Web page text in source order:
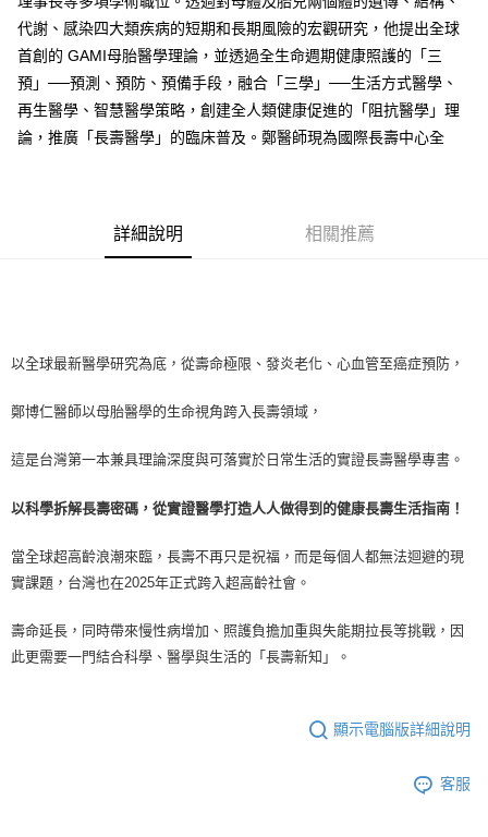
代謝、感染四大類疾病的短期和長期風險的宏觀研究，他提出全球
首創的 GAMI母胎醫學理論，並透過全生命週期健康照護的「三
預」──預測、預防、預備手段，融合「三學」──生活方式醫學、
再生醫學、智慧醫學策略，創建全人類健康促進的「阻抗醫學」理
論，推廣「長壽醫學」的臨床普及。鄭醫師現為國際長壽中心全
詳細說明 相關推薦
以全球最新醫學研究為底，從壽命極限、發炎老化、心血管至癌症預防，
鄭博仁醫師以母胎醫學的生命視角跨入長壽領域，
這是台灣第一本兼具理論深度與可落實於日常生活的實證長壽醫學專書。
以科學拆解長壽密碼，從實證醫學打造人人做得到的健康長壽生活指南！
當全球超高齡浪潮來臨，長壽不再只是祝福，而是每個人都無法迴避的現
實課題，台灣也在2025年正式跨入超高齡社會。
壽命延長，同時帶來慢性病增加、照護負擔加重與失能期拉長等挑戰，因
此更需要一門結合科學、醫學與生活的「長壽新知」。
顯示電腦版詳細說明
客服